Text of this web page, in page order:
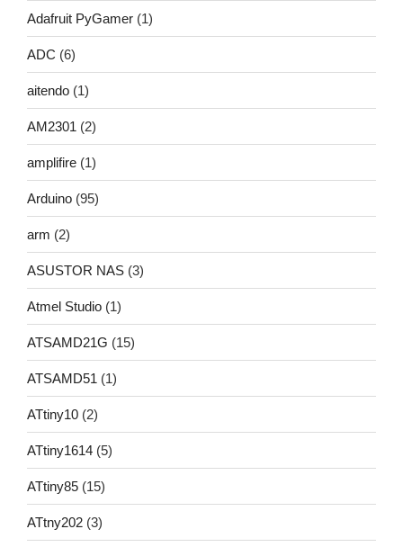
Adafruit PyGamer (1)
ADC (6)
aitendo (1)
AM2301 (2)
amplifire (1)
Arduino (95)
arm (2)
ASUSTOR NAS (3)
Atmel Studio (1)
ATSAMD21G (15)
ATSAMD51 (1)
ATtiny10 (2)
ATtiny1614 (5)
ATtiny85 (15)
ATtny202 (3)